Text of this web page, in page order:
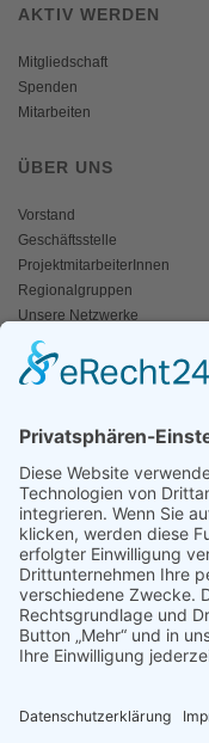
AKTIV WERDEN
Mitgliedschaft
Spenden
Mitarbeiten
ÜBER UNS
Vorstand
Geschäftsstelle
ProjektmitarbeiterInnen
Regionalgruppen
Unsere Netzwerke
Historisches
Impressum/Kontakt
Naturschutz bunt
Broschüren und Folder
Presseaussendungen
Newsletter
Fotos und Videos
ANWALT DER NATUR
Erneuerbare Energien